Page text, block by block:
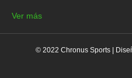
Ver más
© 2022 Chronus Sports |